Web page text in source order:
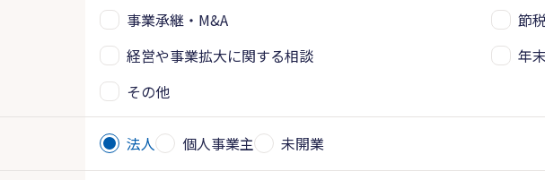
事業承継・M&A
節
経営や事業拡大に関する相談
年
その他
法人 個人事業主 未開業